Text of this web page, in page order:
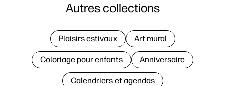
Autres collections
Plaisirs estivaux Art mural
Coloriage pour enfants Anniversaire
Calendriers et agendas